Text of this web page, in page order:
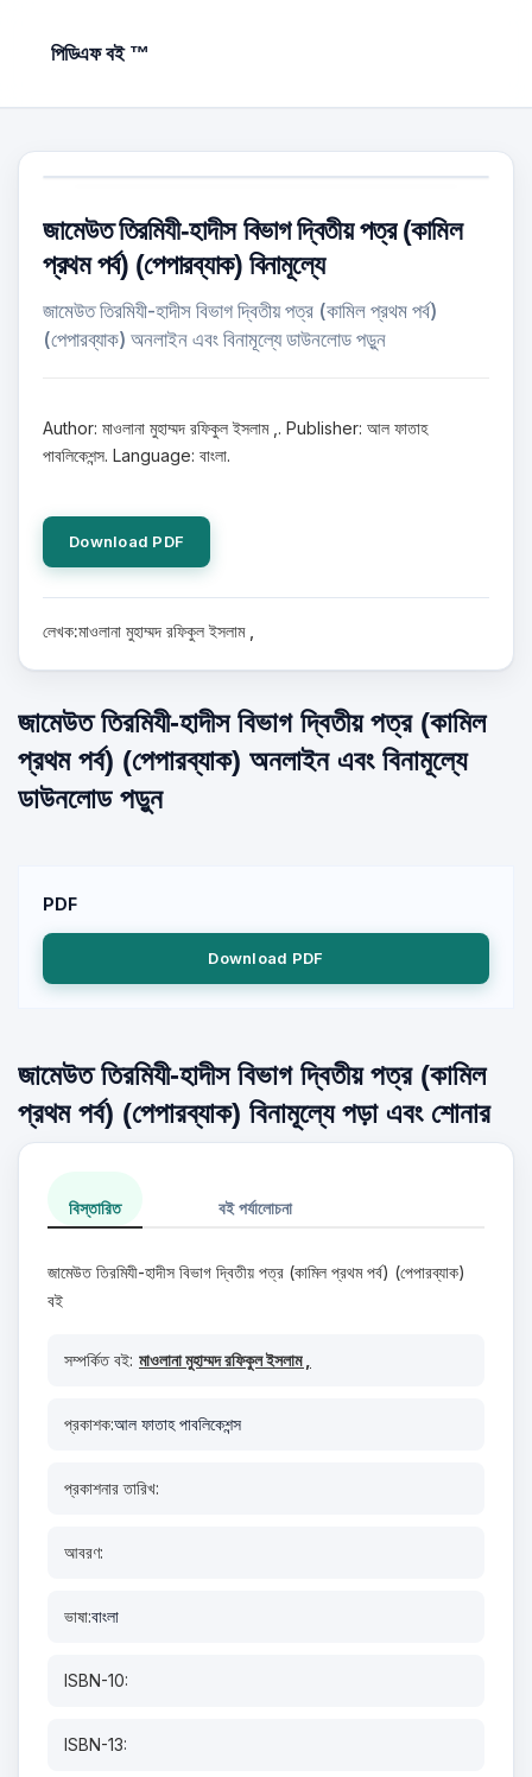
পিডিএফ বই ™
জামেউত তিরমিযী-হাদীস বিভাগ দ্বিতীয় পত্র (কামিল
প্রথম পর্ব) (পেপারব্যাক) বিনামূল্যে
জামেউত তিরমিযী-হাদীস বিভাগ দ্বিতীয় পত্র (কামিল প্রথম পর্ব)
(পেপারব্যাক) অনলাইন এবং বিনামূল্যে ডাউনলোড পড়ুন
Author: মাওলানা মুহাম্মদ রফিকুল ইসলাম ,. Publisher: আল ফাতাহ
পাবলিকেশন্স. Language: বাংলা.
Download PDF
লেখক:মাওলানা মুহাম্মদ রফিকুল ইসলাম ,
জামেউত তিরমিযী-হাদীস বিভাগ দ্বিতীয় পত্র (কামিল
প্রথম পর্ব) (পেপারব্যাক) অনলাইন এবং বিনামূল্যে
ডাউনলোড পড়ুন
PDF
Download PDF
জামেউত তিরমিযী-হাদীস বিভাগ দ্বিতীয় পত্র (কামিল
প্রথম পর্ব) (পেপারব্যাক) বিনামূল্যে পড়া এবং শোনার
বিস্তারিত বই পর্যালোচনা
জামেউত তিরমিযী-হাদীস বিভাগ দ্বিতীয় পত্র (কামিল প্রথম পর্ব) (পেপারব্যাক)
বই
সম্পর্কিত বই: মাওলানা মুহাম্মদ রফিকুল ইসলাম ,
প্রকাশক:আল ফাতাহ পাবলিকেশন্স
প্রকাশনার তারিখ:
আবরণ:
ভাষা:বাংলা
ISBN-10:
ISBN-13: